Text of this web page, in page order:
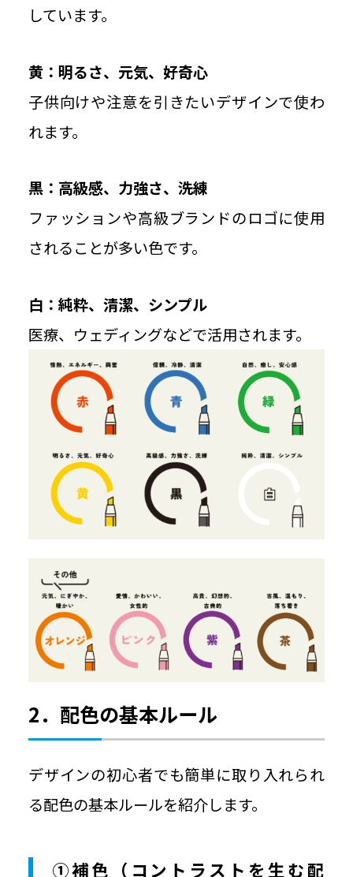
しています。
黄：明るさ、元気、好奇心
子供向けや注意を引きたいデザインで使わ
れます。
黒：高級感、力強さ、洗練
ファッションや高級ブランドのロゴに使用
されることが多い色です。
白：純粋、清潔、シンプル
医療、ウェディングなどで活用されます。
2．配色の基本ルール
デザインの初心者でも簡単に取り入れられ
る配色の基本ルールを紹介します。
①補色（コントラストを生む配